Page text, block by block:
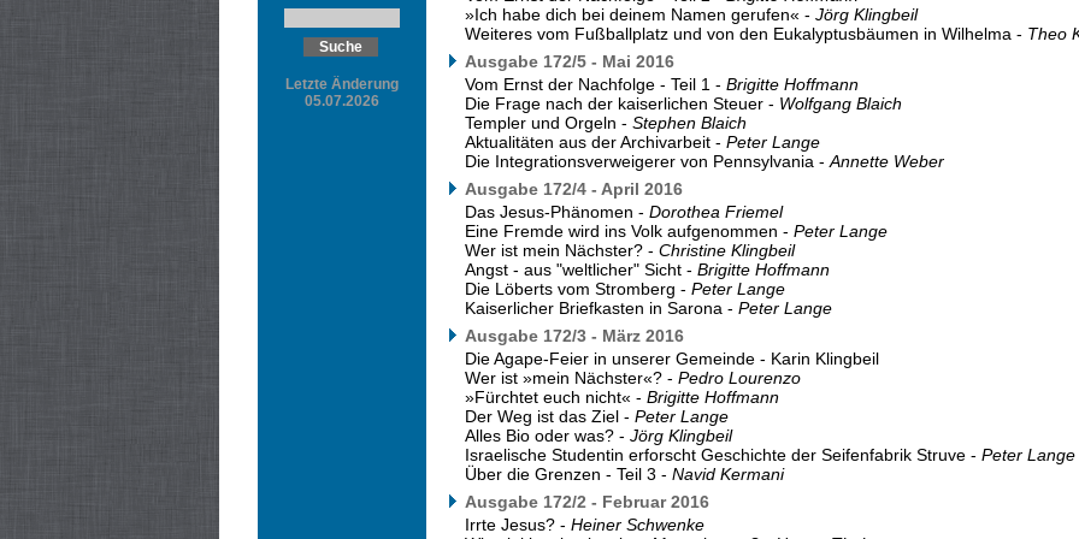
Letzte Änderung
05.07.2026
»Ich habe dich bei deinem Namen gerufen« - Jörg Klingbeil
Weiteres vom Fußballplatz und von den Eukalyptusbäumen in Wilhelma - Theo
Ausgabe 172/5 - Mai 2016
Vom Ernst der Nachfolge - Teil 1 - Brigitte Hoffmann
Die Frage nach der kaiserlichen Steuer - Wolfgang Blaich
Templer und Orgeln - Stephen Blaich
Aktualitäten aus der Archivarbeit - Peter Lange
Die Integrationsverweigerer von Pennsylvania - Annette Weber
Ausgabe 172/4 - April 2016
Das Jesus-Phänomen - Dorothea Friemel
Eine Fremde wird ins Volk aufgenommen - Peter Lange
Wer ist mein Nächster? - Christine Klingbeil
Angst - aus "weltlicher" Sicht - Brigitte Hoffmann
Die Löberts vom Stromberg - Peter Lange
Kaiserlicher Briefkasten in Sarona - Peter Lange
Ausgabe 172/3 - März 2016
Die Agape-Feier in unserer Gemeinde - Karin Klingbeil
Wer ist »mein Nächster«? - Pedro Lourenzo
»Fürchtet euch nicht« - Brigitte Hoffmann
Der Weg ist das Ziel - Peter Lange
Alles Bio oder was? - Jörg Klingbeil
Israelische Studentin erforscht Geschichte der Seifenfabrik Struve - Peter Lange
Über die Grenzen - Teil 3 - Navid Kermani
Ausgabe 172/2 - Februar 2016
Irrte Jesus? - Heiner Schwenke